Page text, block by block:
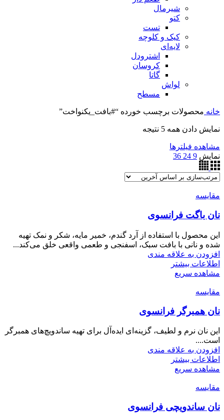
شیرمال
کتو
تست
کیک و کلوچه
لایه‌ای
اشترودل
کروسان
گاتا
لواش
مسطح
خانه محصولات برچسب خورده “#بافت_یکنواخت”
نمایش دادن همه 5 نتیجه
مشاهده فیلترها
نمایش 9
24
36
مقایسه
نان باگت فرانسوی
این محصول با استفاده از آرد گندم، خمیر مایه، شکر و نمک تهیه
شده و نانی با بافت سبک، اسفنجی و طعمی واقعی خلق می‌کند...
افزودن به علاقه مندی
اطلاعات بیشتر
مشاهده سریع
مقایسه
نان همبرگر فرانسوی
این نان نرم و لطیف، گزینه‌ای ایده‌آل برای تهیه ساندویچ‌های همبرگر
است....
افزودن به علاقه مندی
اطلاعات بیشتر
مشاهده سریع
مقایسه
نان ساندویچی فرانسوی